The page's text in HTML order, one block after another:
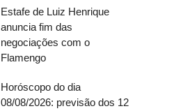
Estafe de Luiz Henrique
anuncia fim das
negociações com o
Flamengo
Horóscopo do dia
08/08/2026: previsão dos 12